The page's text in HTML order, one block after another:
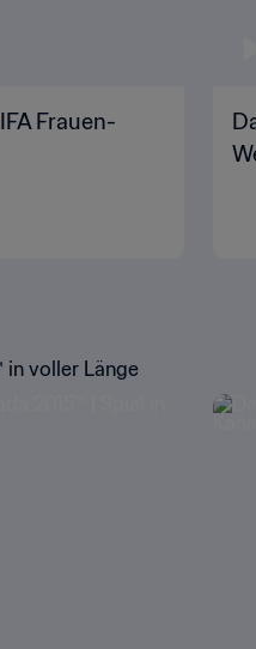
Frauen-
in voller Länge